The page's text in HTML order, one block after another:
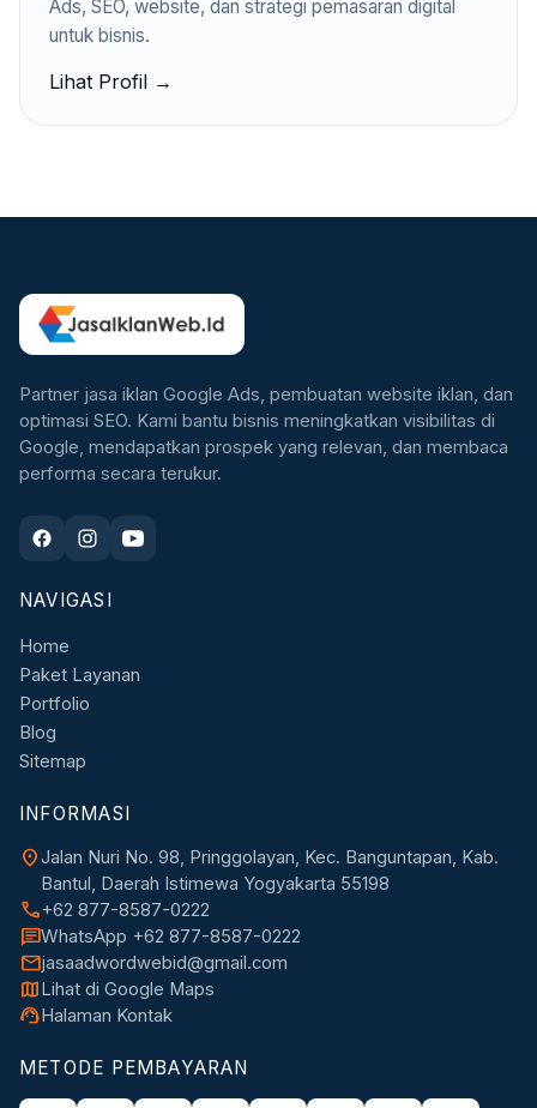
Ads, SEO, website, dan strategi pemasaran digital
untuk bisnis.
Lihat Profil →
Partner jasa iklan Google Ads, pembuatan website iklan, dan
optimasi SEO. Kami bantu bisnis meningkatkan visibilitas di
Google, mendapatkan prospek yang relevan, dan membaca
performa secara terukur.
NAVIGASI
Home
Paket Layanan
Portfolio
Blog
Sitemap
INFORMASI
location_onJalan Nuri No. 98, Pringgolayan, Kec. Banguntapan, Kab.
Bantul, Daerah Istimewa Yogyakarta 55198
call+62 877-8587-0222
chatWhatsApp +62 877-8587-0222
mailjasaadwordwebid@gmail.com
mapLihat di Google Maps
support_agentHalaman Kontak
METODE PEMBAYARAN